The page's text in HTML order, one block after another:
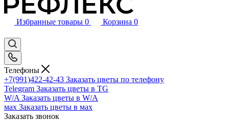
Избранные товары 0 Корзина 0
Телефоны
+7(991)422-42-43 Заказать цветы по телефону
Telegram Заказать цветы в TG
W/A Заказать цветы в W/A
мах Заказать цветы в мах
Заказать звонок